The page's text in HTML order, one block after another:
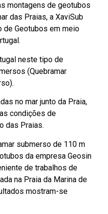
montagens de geotubos
das Praias, a XaviSub
de Geotubos em meio
neste tipo de
(Quebramar
no mar junto da Praia,
condições de
das Praias.
submerso de 110 m
da empresa Geosin
de trabalhos de
na Praia da Marina de
mostram-se